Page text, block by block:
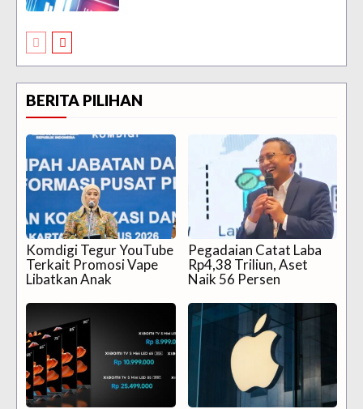
BERITA PILIHAN
Komdigi Tegur YouTube
Terkait Promosi Vape
Libatkan Anak
Pegadaian Catat Laba
Rp4,38 Triliun, Aset
Naik 56 Persen